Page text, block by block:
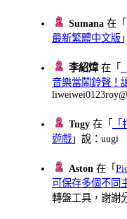
Sumana 在「
最新繁體中文版
李紹煒在「
音樂當鬧鈴聲！
Tugy 在「
遊戲 」說：uugi
Aston 在「
可保存多個不同
轉盤工具，謝謝